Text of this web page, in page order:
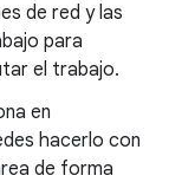
de red y las
para
el trabajo.
en
hacerlo con
de forma